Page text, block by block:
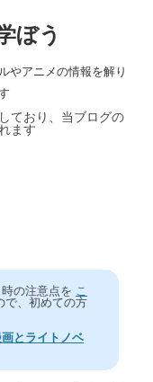
ぼう
やアニメの情報を解り
ており、当ブログの
ます
の注意点を こ
で、初めての方
とライトノベ